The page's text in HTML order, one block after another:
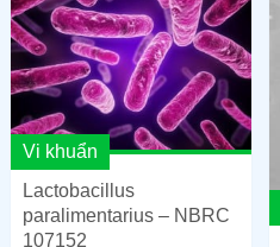
Vi khuẩn
Lactobacillus
paralimentarius – NBRC
107152